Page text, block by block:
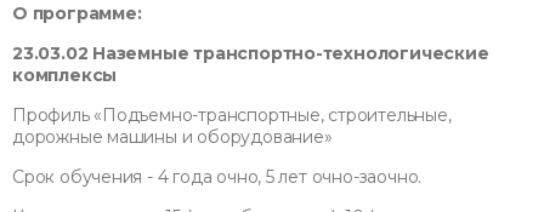
О программе:
23.03.02 Наземные транспортно-технологические
комплексы
Профиль «Подъемно-транспортные, строительные,
дорожные машины и оборудование»
Срок обучения - 4 года очно, 5 лет очно-заочно.